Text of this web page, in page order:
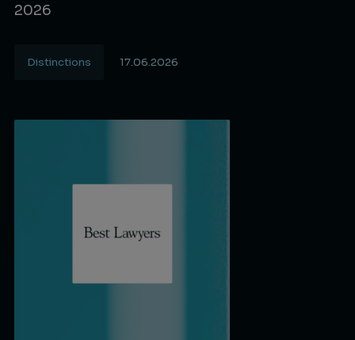
2026
Distinctions 17.06.2026